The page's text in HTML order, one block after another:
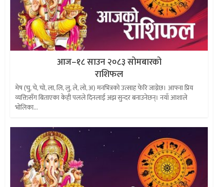
आज–१८ साउन २०८३ सोमबारको
राशिफल
मेष (चु, चे, चो, ला, लि, लु, ले, लो, अ) मनभित्रको उत्साह फेरि जाग्नेछ। आफ्ना प्रिय
व्यक्तिसँग बिताएका केही पलले दिनलाई अझ सुन्दर बनाउनेछन्। नयाँ आशाले
भोलिका...